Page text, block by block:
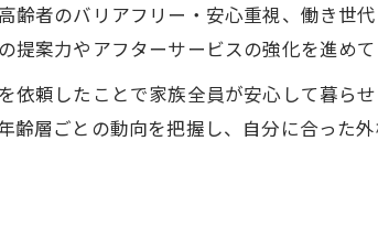
齢者のバリアフリー・安心重視、働き世
案力やアフターサービスの強化を進めて
依頼したことで家族全員が安心して暮ら
齢層ごとの動向を把握し、自分に合った